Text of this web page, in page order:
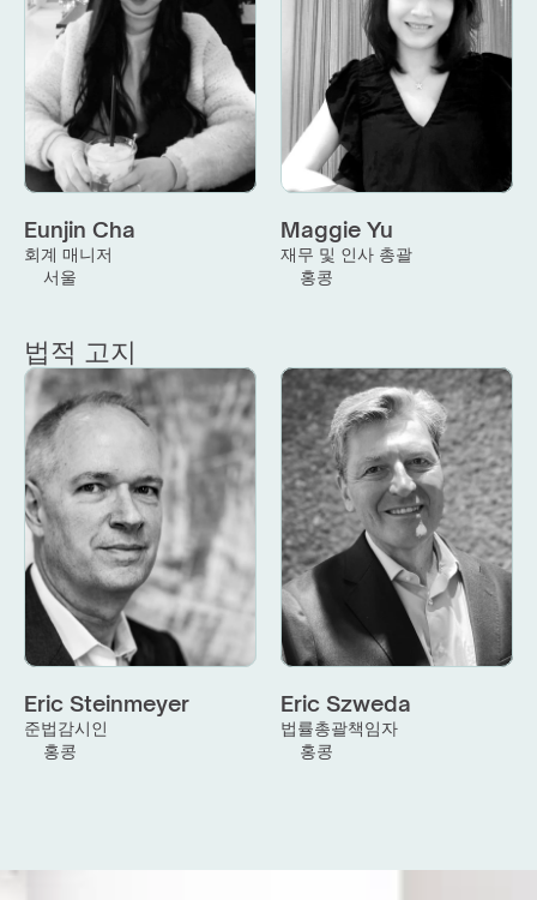
Eunjin Cha
회계 매니저
서울
Maggie Yu
재무 및 인사 총괄
홍콩
법적 고지
Eric Steinmeyer
준법감시인
홍콩
Eric Szweda
법률총괄책임자
홍콩